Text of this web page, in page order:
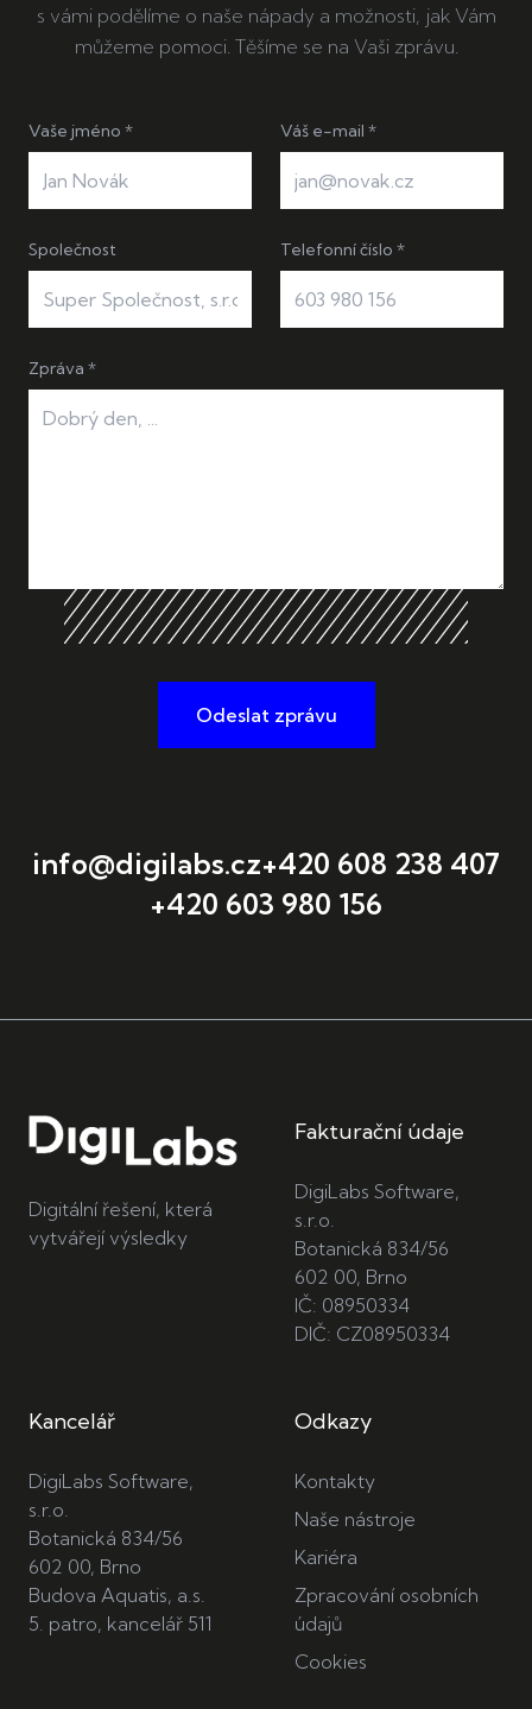
s vámi podělíme o naše nápady a možnosti, jak Vám
můžeme pomoci. Těšíme se na Vaši zprávu.
Vaše jméno * Váš e-mail *
Společnost Telefonní číslo *
Zpráva *
Odeslat zprávu
info@digilabs.cz+420 608 238 407
+420 603 980 156
Digitální řešení, která
vytvářejí výsledky
Fakturační údaje
DigiLabs Software,
s.r.o.
Botanická 834/56
602 00, Brno
IČ: 08950334
DIČ: CZ08950334
Kancelář
DigiLabs Software,
s.r.o.
Botanická 834/56
602 00, Brno
Budova Aquatis, a.s.
5. patro, kancelář 511
Odkazy
Kontakty
Naše nástroje
Kariéra
Zpracování osobních
údajů
Cookies